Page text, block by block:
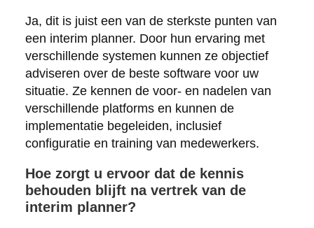
Ja, dit is juist een van de sterkste punten van
een interim planner. Door hun ervaring met
verschillende systemen kunnen ze objectief
adviseren over de beste software voor uw
situatie. Ze kennen de voor- en nadelen van
verschillende platforms en kunnen de
implementatie begeleiden, inclusief
configuratie en training van medewerkers.
Hoe zorgt u ervoor dat de kennis
behouden blijft na vertrek van de
interim planner?